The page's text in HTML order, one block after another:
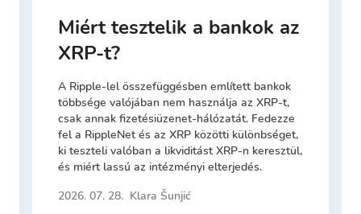
Miért tesztelik a bankok az
XRP-t?
A Ripple-lel összefüggésben említett bankok
többsége valójában nem használja az XRP-t,
csak annak fizetésiüzenet-hálózatát. Fedezze
fel a RippleNet és az XRP közötti különbséget,
ki teszteli valóban a likviditást XRP-n keresztül,
és miért lassú az intézményi elterjedés.
2026. 07. 28. Klara Šunjić